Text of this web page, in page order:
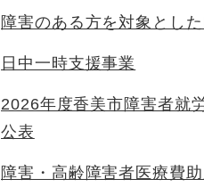
障害のある方を対象とし
日中一時支援事業
2026年度香美市障害者就
公表
障害・高齢障害者医療費